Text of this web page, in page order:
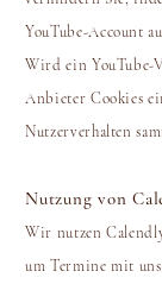
YouTube-Account
Wird ein YouTube-
Anbieter Cookies
Nutzerverhalten
Nutzung von
Wir nutzen
um Termine mit